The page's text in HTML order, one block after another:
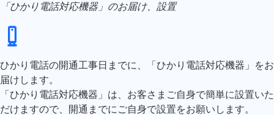
「ひかり電話対応機器」のお届け、設置
ひかり電話の開通工事日までに、「ひかり電話対応機器」をお
届けします。
「ひかり電話対応機器」は、お客さまご自身で簡単に設置いた
だけますので、開通までにご自身で設置をお願いします。